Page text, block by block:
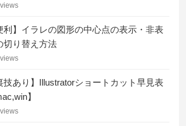
利】イラレの図形の中心点の表示・非表
切り替え方法
技あり】Illustratorショートカット早見表
】